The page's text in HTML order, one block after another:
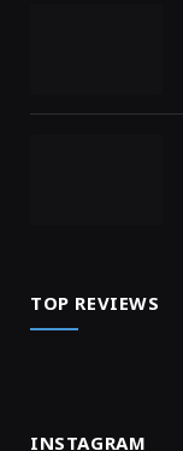
TOP REVIEWS
INSTAGRAM